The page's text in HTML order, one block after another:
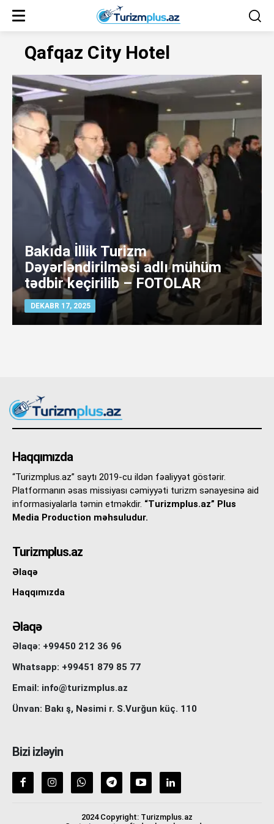
Qafqaz City Hotel
Bakıda İllik Turizm
Dəyərləndirilməsi adlı mühüm
tədbir keçirilib – FOTOLAR
DEKABR 17, 2025
Haqqımızda
“Turizmplus.az” saytı 2019-cu ildən fəaliyyət göstərir.
Platformanın əsas missiyası cəmiyyəti turizm sənayesinə aid
informasiyalarla təmin etməkdir. “Turizmplus.az” Plus
Media Production məhsuludur.
Turizmplus.az
Əlaqə
Haqqımızda
Əlaqə
Əlaqə: +99450 212 36 96
Whatsapp: +99451 879 85 77
Email: info@turizmplus.az
Ünvan: Bakı ş, Nəsimi r. S.Vurğun küç. 110
Bizi izləyin
2024 Copyright: Turizmplus.az